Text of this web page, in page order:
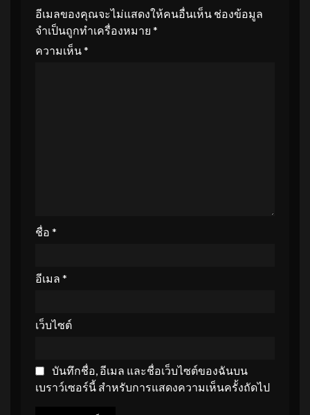
อีเมลของคุณจะไม่แสดงให้คนอื่นเห็น ช่องข้อมูล
จำเป็นถูกทำเครื่องหมาย *
ความเห็น*
ชื่อ *
อีเมล *
เว็บไซต์
บันทึกชื่อ, อีเมล และชื่อเว็บไซต์ของฉันบน
เบราว์เซอร์นี้ สำหรับการแสดงความเห็นครั้งถัดไป